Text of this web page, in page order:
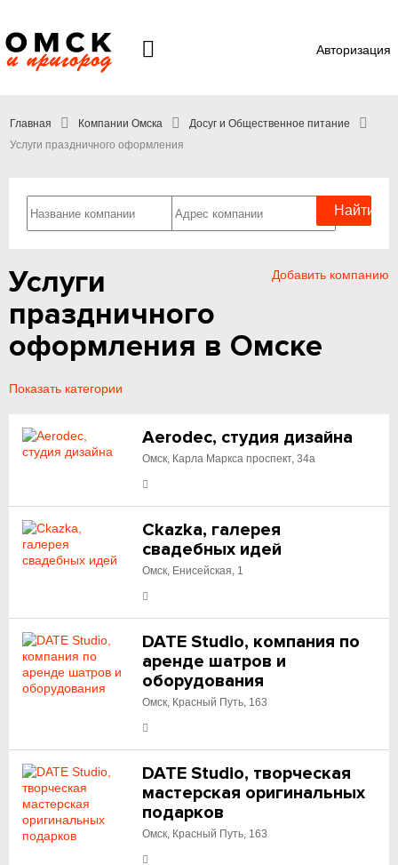
Авторизация
Главная Компании Омска
Досуг и Общественное питание
Услуги праздничного оформления
Добавить компанию
Услуги
праздничного
оформления в Омске
Показать категории
Aerodec, студия дизайна
Омск, Карла Маркса проспект, 34а
Ckazka, галерея
свадебных идей
Омск, Енисейская, 1
DATE Studio, компания по
аренде шатров и
оборудования
Омск, Красный Путь, 163
DATE Studio, творческая
мастерская оригинальных
подарков
Омск, Красный Путь, 163